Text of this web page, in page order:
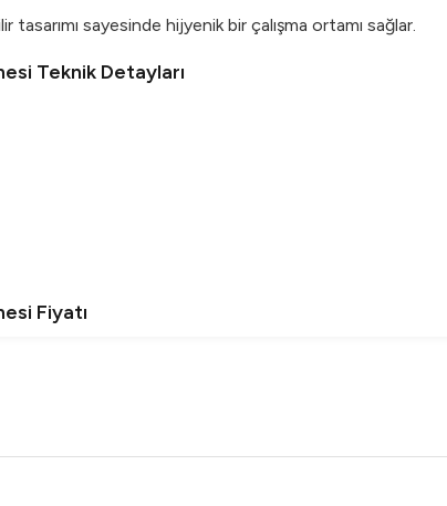
tasarımı sayesinde hijyenik bir çalışma ortamı sağlar.
Teknik Detayları
Fiyatı